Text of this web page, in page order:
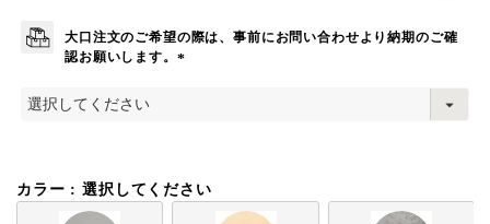
大口注文のご希望の際は、事前にお問い合わせより納期のご確
認お願いします。
カラー 選択してください